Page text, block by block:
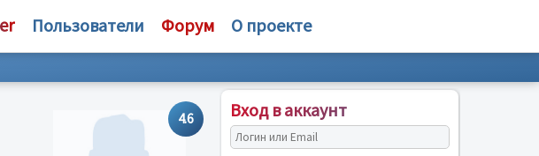
Пользователи Форум О проекте
4.6 Вход в аккаунт